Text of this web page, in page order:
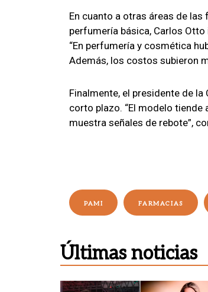
En cuanto a otras áreas de
perfumería básica, Carlos
“En perfumería y cosmética
Además, los costos subieron
Finalmente, el presidente de
corto plazo. “El modelo tiende
muestra señales de rebote”,
PAMI FARMACIAS
Últimas noticias